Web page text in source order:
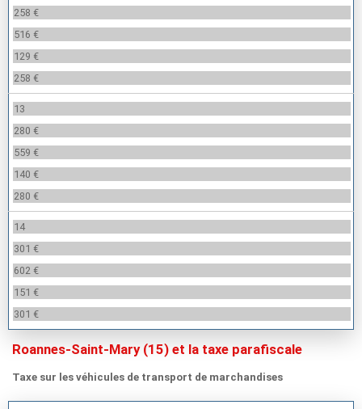
258 €
516 €
129 €
258 €
13
280 €
559 €
140 €
280 €
14
301 €
602 €
151 €
301 €
Roannes-Saint-Mary (15) et la taxe parafiscale
Taxe sur les véhicules de transport de marchandises